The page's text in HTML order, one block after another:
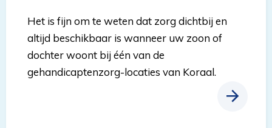
Het is fijn om te weten dat zorg dichtbij en
altijd beschikbaar is wanneer uw zoon of
dochter woont bij één van de
gehandicaptenzorg-locaties van Koraal.